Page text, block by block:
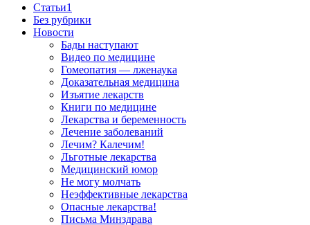
Cтатьи1
Без рубрики
Новости
Бады наступают
Видео по медицине
Гомеопатия — лженаука
Доказательная медицина
Изъятие лекарств
Книги по медицине
Лекарства и беременность
Лечение заболеваний
Лечим? Калечим!
Льготные лекарства
Медицинский юмор
Не могу молчать
Неэффективные лекарства
Опасные лекарства!
Письма Минздрава